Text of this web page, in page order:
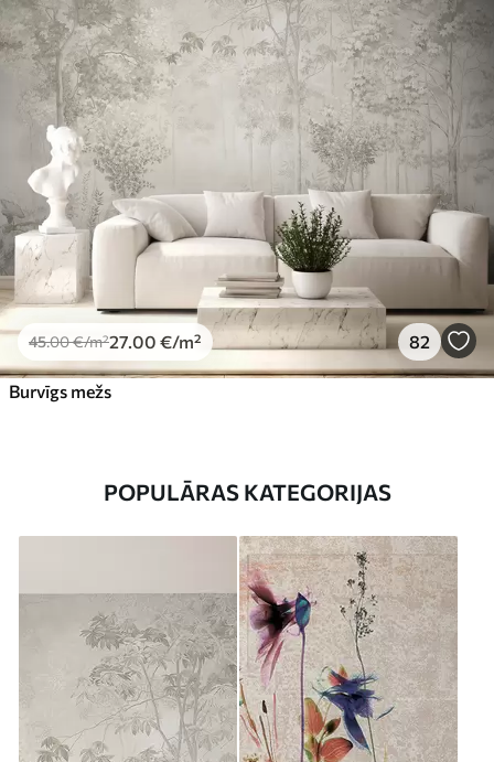
45.00€/m²27.00 €/m² 82
Burvīgs mežs
POPULĀRAS KATEGORIJAS